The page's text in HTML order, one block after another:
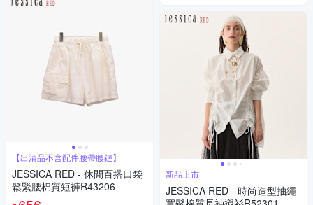
【出清品不含配件腰帶腰鏈】
JESSICA RED - 休閒百搭口袋
鬆緊腰棉質短褲R43206
新品上市
JESSICA RED - 時尚造型抽繩